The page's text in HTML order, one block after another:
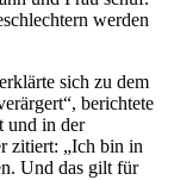
werden
sich zu dem
berichtete
und in der
zitiert: „Ich bin in
Und das gilt für